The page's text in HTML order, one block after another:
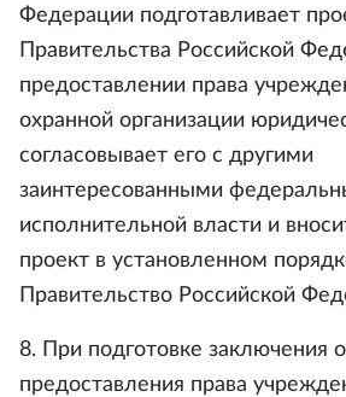
Федерации подготавливает
Правительства Российской
предоставлении права
охранной организации
согласовывает его с другими
заинтересованными
исполнительной власти и
проект в установленном
Правительство Российской
8. При подготовке заключения
предоставления права